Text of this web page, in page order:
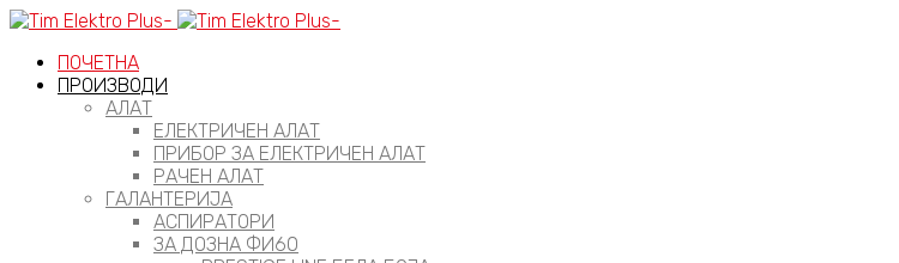
ПОЧЕТНА
ПРОИЗВОДИ
АЛАТ
ЕЛЕКТРИЧЕН АЛАТ
ПРИБОР ЗА ЕЛЕКТРИЧЕН АЛАТ
РАЧЕН АЛАТ
ГАЛАНТЕРИЈА
АСПИРАТОРИ
ЗА ДОЗНА ФИ60